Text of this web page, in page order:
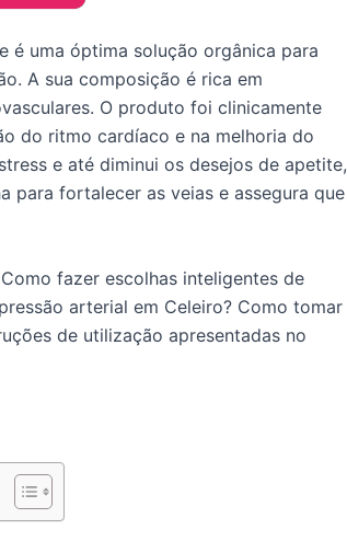
é uma óptima solução orgânica para
A sua composição é rica em
O produto foi clinicamente
do ritmo cardíaco e na melhoria do
e até diminui os desejos de apetite,
para fortalecer as veias e assegura que
fazer escolhas inteligentes de
arterial em Celeiro? Como tomar
de utilização apresentadas no